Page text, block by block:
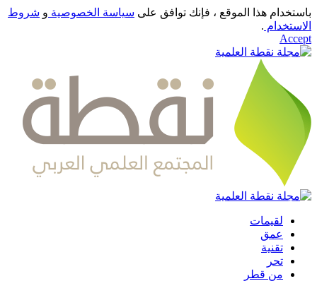
باستخدام هذا الموقع ، فإنك توافق على سياسة الخصوصية و شروط
الاستخدام .
Accept
لقيمات
عمق
تقنية
تحر
من قطر